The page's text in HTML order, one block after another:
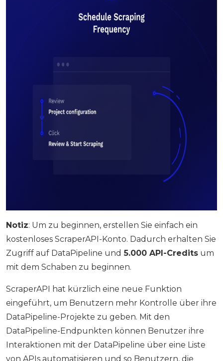
Notiz: Um zu beginnen, erstellen Sie einfach ein
kostenloses ScraperAPI-Konto. Dadurch erhalten Sie
Zugriff auf DataPipeline und 5.000 API-Credits um
mit dem Schaben zu beginnen.
ScraperAPI hat kürzlich eine neue Funktion
eingeführt, um Benutzern mehr Kontrolle über ihre
DataPipeline-Projekte zu geben. Mit den
DataPipeline-Endpunkten können Benutzer ihre
Interaktionen mit der DataPipeline über eine Liste
von APIs automatisieren und so Benutzern, die